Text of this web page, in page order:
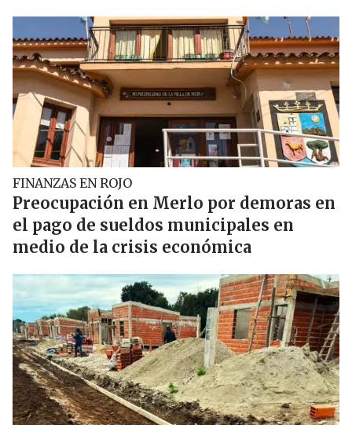
FINANZAS EN ROJO
Preocupación en Merlo por demoras en
el pago de sueldos municipales en
medio de la crisis económica